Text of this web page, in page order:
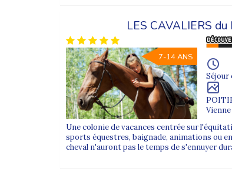
LES CAVALIERS
7-14 ANS
Séjour
Une colonie de vacances centrée sur
sports équestres, baignade, animations ou
cheval n'auront pas le temps de s'ennuyer